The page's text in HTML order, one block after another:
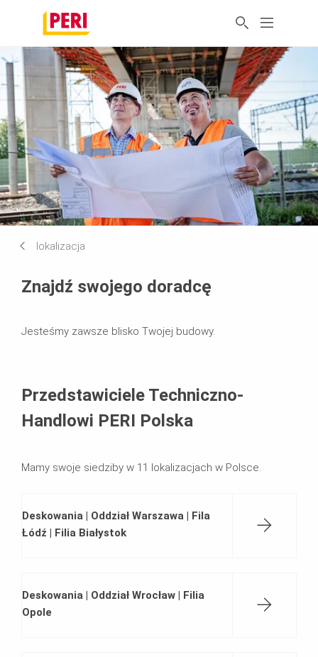
lokalizacja
Znajdź swojego doradcę
Jesteśmy zawsze blisko Twojej budowy.
Przedstawiciele Techniczno-
Handlowi PERI Polska
Mamy swoje siedziby w 11 lokalizacjach w Polsce.
Deskowania | Oddział Warszawa | Fila
Łódź | Filia Białystok
Deskowania | Oddział Wrocław | Filia
Opole